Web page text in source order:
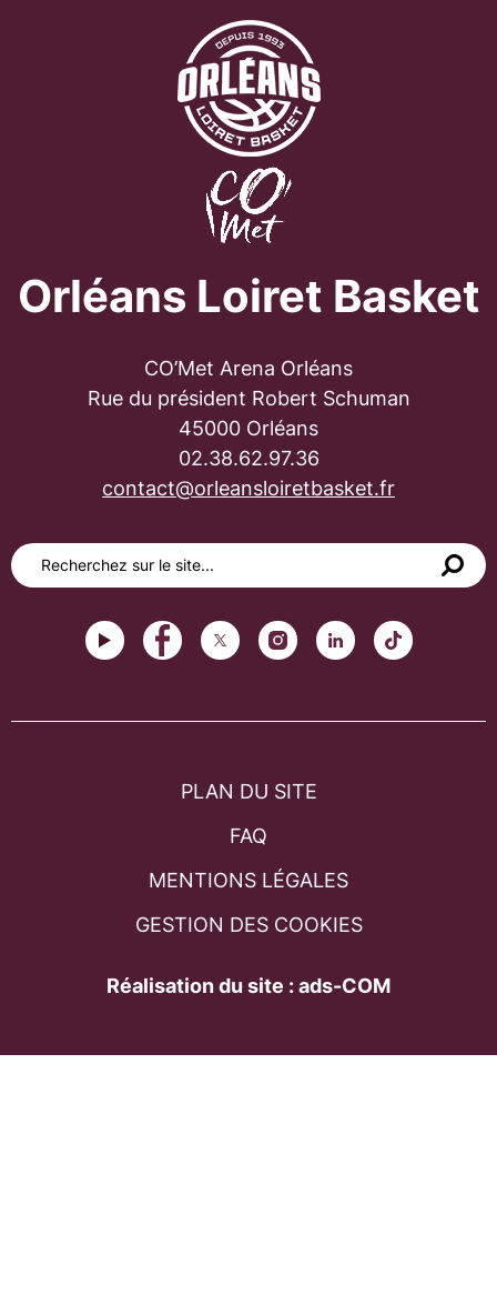
Orléans Loiret Basket
CO’Met Arena Orléans
Rue du président Robert Schuman
45000 Orléans
02.38.62.97.36
contact@orleansloiretbasket.fr
PLAN DU SITE
FAQ
MENTIONS LÉGALES
GESTION DES COOKIES
Réalisation du site : ads-COM